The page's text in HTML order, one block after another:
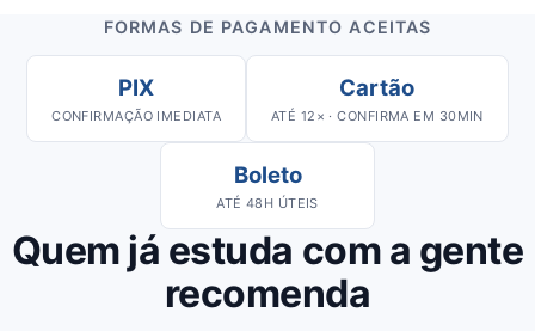
FORMAS DE PAGAMENTO ACEITAS
PIX
CONFIRMAÇÃO IMEDIATA
Cartão
ATÉ 12× · CONFIRMA EM 30MIN
Boleto
ATÉ 48H ÚTEIS
Quem já estuda com a gente
recomenda